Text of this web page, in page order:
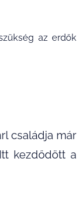
az erdők
családja már
kezdődött a